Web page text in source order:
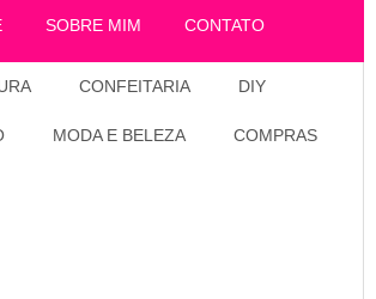
SOBRE MIM CONTATO
CONFEITARIA DIY
MODA E BELEZA COMPRAS